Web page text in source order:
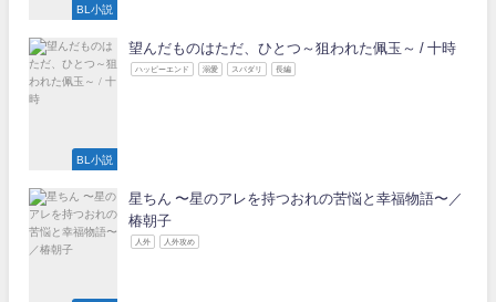
BL小説
BL小説
望んだものはただ、ひとつ～狙われた佩玉～ / 十時
ハッピーエンド 溺愛 スパダリ 長編
星ちん 〜星のアレを持つおれの苦悩と幸福物語〜／
椿朝子
人外 人外攻め